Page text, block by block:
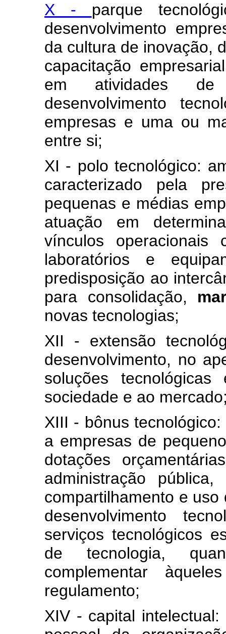
X - parque
desenvolvimento
da cultura de inovação,
capacitação
em atividades de
desenvolvimento
empresas e uma ou
entre si;
XI - polo tecnológico:
caracterizado pela
pequenas e médias
atuação em
vínculos operacionais
laboratórios e
predisposição ao
para consolidação,
novas tecnologias;
XII - extensão
desenvolvimento, no
soluções
sociedade e ao
XIII - bônus
a empresas de
dotações
administração
compartilhamento e
desenvolvimento
serviços tecnológicos
de tecnologia,
complementar
regulamento;
XIV - capital